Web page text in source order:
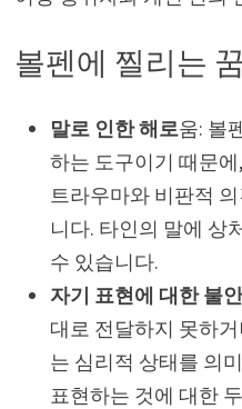
볼펜에 찔리는
말로 인한 해로움: 볼
하는 도구이기 때문
트라우마와 비판적
니다. 타인의 말에 상
수 있습니다.
자기 표현에 대한 불안
대로 전달하지 못하
는 심리적 상태를 의
표현하는 것에 대한